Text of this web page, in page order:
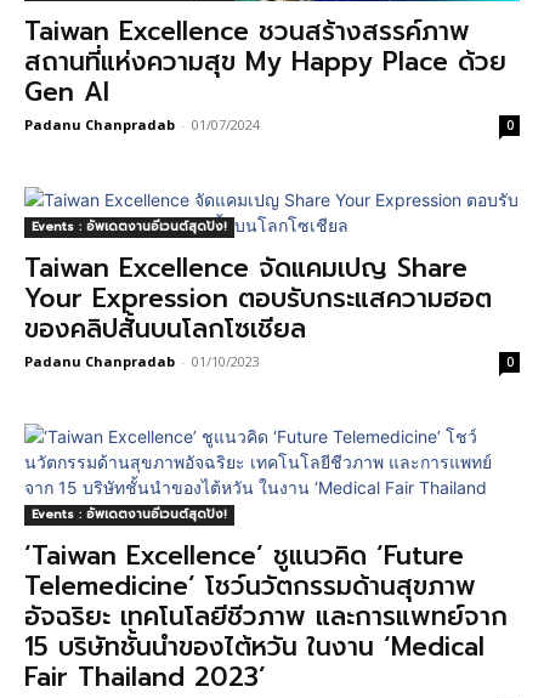
Taiwan Excellence ชวนสร้างสรรค์ภาพ
สถานที่แห่งความสุข My Happy Place ด้วย
Gen AI
Padanu Chanpradab - 01/07/2024 0
Events : อัพเดตงานอีเวนต์สุดปัง!
Taiwan Excellence จัดแคมเปญ Share
Your Expression ตอบรับกระแสความฮอต
ของคลิปสั้นบนโลกโซเชียล
Padanu Chanpradab - 01/10/2023 0
Events : อัพเดตงานอีเวนต์สุดปัง!
‘Taiwan Excellence’ ชูแนวคิด ‘Future
Telemedicine’ โชว์นวัตกรรมด้านสุขภาพ
อัจฉริยะ เทคโนโลยีชีวภาพ และการแพทย์จาก
15 บริษัทชั้นนำของไต้หวัน ในงาน ‘Medical
Fair Thailand 2023’